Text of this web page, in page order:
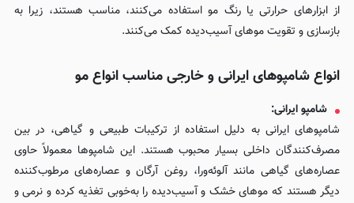
از ابزارهای حرارتی یا رنگ مو استفاده می‌کنند، مناسب هستند، زیرا به
بازسازی و تقویت موهای آسیب‌دیده کمک می‌کنند.
انواع شامپوهای ایرانی و خارجی مناسب انواع مو
شامپو ایرانی:
شامپوهای ایرانی به دلیل استفاده از ترکیبات طبیعی و گیاهی، در بین
مصرف‌کنندگان داخلی بسیار محبوب هستند. این شامپوها معمولاً حاوی
عصاره‌های گیاهی مانند آلوئه‌ورا، روغن آرگان و عصاره‌های مرطوب‌کننده
دیگر هستند که موهای خشک و آسیب‌دیده را به‌خوبی تغذیه کرده و نرمی و